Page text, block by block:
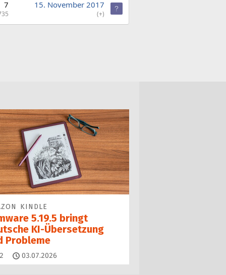
7 15. November 2017
(+)
?
KINDLE
5.19.5 bringt
KI-Übersetzung
Probleme
Kommentare
03.07.2026